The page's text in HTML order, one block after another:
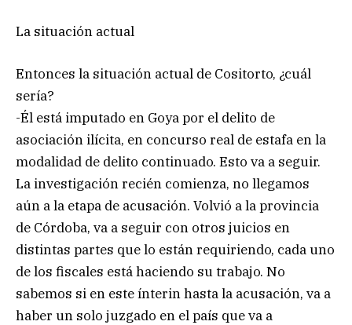
La situación actual
Entonces la situación actual de Cositorto, ¿cuál
sería?
-Él está imputado en Goya por el delito de
asociación ilícita, en concurso real de estafa en la
modalidad de delito continuado. Esto va a seguir.
La investigación recién comienza, no llegamos
aún a la etapa de acusación. Volvió a la provincia
de Córdoba, va a seguir con otros juicios en
distintas partes que lo están requiriendo, cada uno
de los fiscales está haciendo su trabajo. No
sabemos si en este ínterin hasta la acusación, va a
haber un solo juzgado en el país que va a